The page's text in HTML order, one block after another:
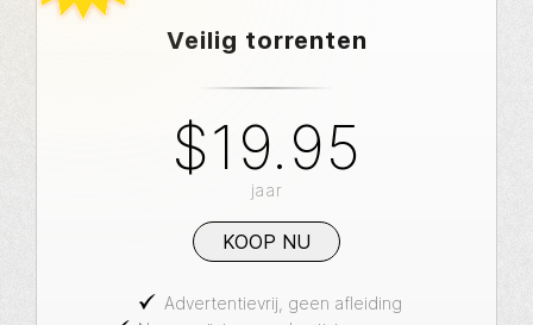
Veilig torrenten
$19.95
jaar
KOOP NU
Advertentievrij, geen afleiding